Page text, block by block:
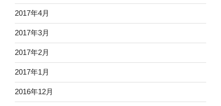
2017年4月
2017年3月
2017年2月
2017年1月
2016年12月